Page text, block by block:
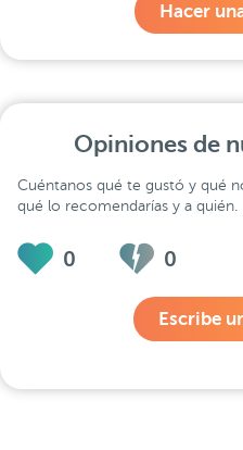
Hacer
Opiniones de
Cuéntanos qué te gustó y qué
qué lo recomendarías y a quién.
0 0
Escribe